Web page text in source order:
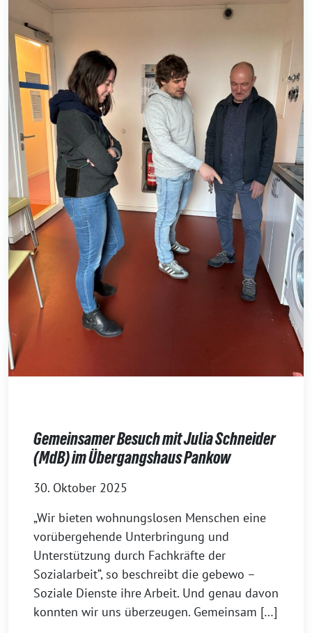
Gemeinsamer Besuch mit Julia Schneider
(MdB) im Übergangshaus Pankow
30. Oktober 2025
„Wir bieten wohnungslosen Menschen eine
vorübergehende Unterbringung und
Unterstützung durch Fachkräfte der
Sozialarbeit“, so beschreibt die gebewo –
Soziale Dienste ihre Arbeit. Und genau davon
konnten wir uns überzeugen. Gemeinsam […]